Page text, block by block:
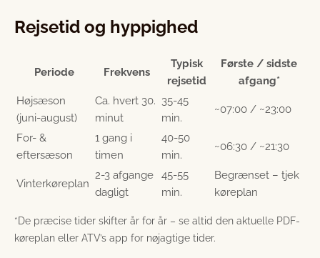
Rejsetid og hyppighed
Periode Frekvens
Typisk
rejsetid
Første / sidste
afgang*
Højsæson
(juni-august)
Ca. hvert 30.
minut
35-45
min.
~07:00 / ~23:00
For- &
eftersæson
1 gang i
timen
40-50
min.
~06:30 / ~21:30
Vinterkøreplan
2-3 afgange
dagligt
45-55
min.
Begrænset – tjek
køreplan
*De præcise tider skifter år for år – se altid den aktuelle PDF-
køreplan eller ATV’s app for nøjagtige tider.